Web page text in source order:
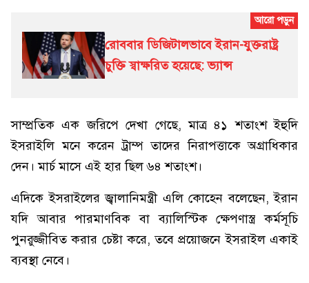
রোববার ডিজিটালভাবে ইরান-যুক্তরাষ্ট্র
চুক্তি স্বাক্ষরিত হয়েছে: ভ্যান্স
সাম্প্রতিক এক জরিপে দেখা গেছে, মাত্র ৪১ শতাংশ ইহুদি
ইসরাইলি মনে করেন ট্রাম্প তাদের নিরাপত্তাকে অগ্রাধিকার
দেন। মার্চ মাসে এই হার ছিল ৬৪ শতাংশ।
এদিকে ইসরাইলের জ্বালানিমন্ত্রী এলি কোহেন বলেছেন, ইরান
যদি আবার পারমাণবিক বা ব্যালিস্টিক ক্ষেপণাস্ত্র কর্মসূচি
পুনরুজ্জীবিত করার চেষ্টা করে, তবে প্রয়োজনে ইসরাইল একাই
ব্যবস্থা নেবে।